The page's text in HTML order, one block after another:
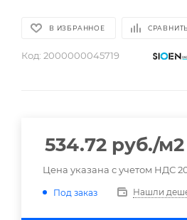
В ИЗБРАННОЕ СРАВНИТЬ
Код: 2000000045719
534.72 руб./м2
Цена указана с учетом НДС
Под заказ Нашли